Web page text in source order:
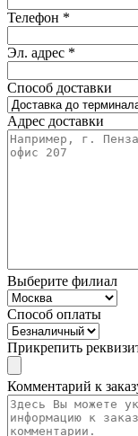
Телефон *
Эл. адрес *
Способ доставки
Адрес доставки
Выберите филиал
Способ оплаты
Прикрепить
Комментарий к